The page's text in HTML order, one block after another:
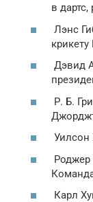
в
Лэнс
Дэвид
Р. Б.
Уилсон
Роджер
Карл